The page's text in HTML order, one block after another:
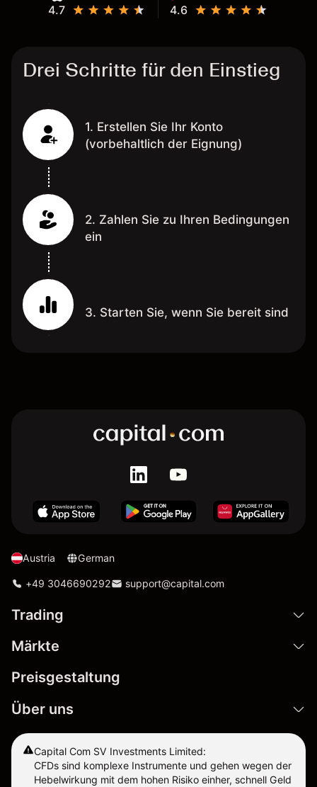
4.7 4.6
Drei Schritte für den Einstieg
1. Erstellen Sie Ihr Konto
(vorbehaltlich der Eignung)
2. Zahlen Sie zu Ihren Bedingungen
ein
3. Starten Sie, wenn Sie bereit sind
Austria German
+49 3046690292 support@capital.com
Trading
Märkte
Preisgestaltung
Über uns
Capital Com SV Investments Limited:
CFDs sind komplexe Instrumente und gehen wegen der
Hebelwirkung mit dem hohen Risiko einher, schnell Geld